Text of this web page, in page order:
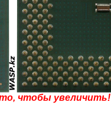
чтобы увеличить!